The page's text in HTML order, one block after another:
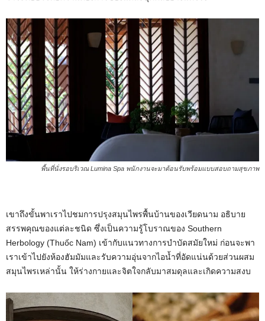
พื้นที่นั่งรอบริเวณ Lumina Spa พนักงานจะมาต้อนรับพร้อมแบบสอบถามสุขภาพ
เขาถึงขั้นพาเราไปชมการปรุงสมุนไพรพื้นบ้านของเวียดนาม อธิบาย
สรรพคุณของแต่ละชนิด ซึ่งเป็นความรู้โบราณของ Southern
Herbology (Thuốc Nam) เข้ากับแนวทางการบำบัดสมัยใหม่ ก่อนจะพา
เราเข้าไปยังห้องฮัมมัมและรับความอุ่นจากไอน้ำที่อัดแน่นด้วยส่วนผสม
สมุนไพรเหล่านั้น ให้ร่างกายและจิตใจกลับมาสมดุลและเกิดความสงบ